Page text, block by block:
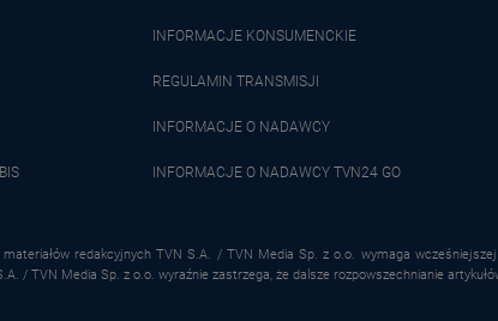
INFORMACJE KONSUMENCKIE
REGULAMIN TRANSMISJI
INFORMACJE O NADAWCY
INFORMACJE O NADAWCY TVN24 GO
materiałów redakcyjnych TVN S.A. / TVN Media Sp. z o.o. wymaga
/ TVN Media Sp. z o.o. wyraźnie zastrzega, że dalsze rozpowszechnianie